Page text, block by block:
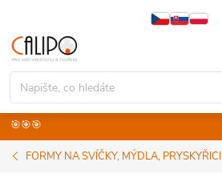
obsah
🎯🎯🎯
FORMY NA SVÍČKY, MÝDLA, PRYSKYŘICI